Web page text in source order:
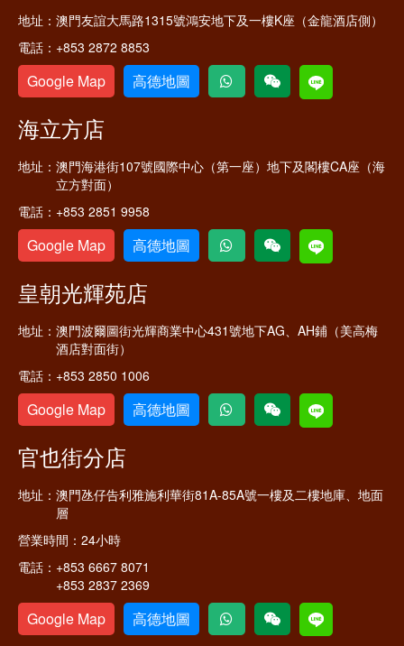
地址： 澳門友誼大馬路1315號鴻安地下及一樓K座（金龍酒店側）
電話： +853 2872 8853
Google Map 高德地圖
海立方店
地址： 澳門海港街107號國際中心（第一座）地下及閣樓CA座（海
立方對面）
電話： +853 2851 9958
Google Map 高德地圖
皇朝光輝苑店
地址： 澳門波爾圖街光輝商業中心431號地下AG、AH鋪（美高梅
酒店對面街）
電話： +853 2850 1006
Google Map 高德地圖
官也街分店
地址： 澳門氹仔告利雅施利華街81A-85A號一樓及二樓地庫、地面
層
營業時間： 24小時
電話： +853 6667 8071
+853 2837 2369
Google Map 高德地圖